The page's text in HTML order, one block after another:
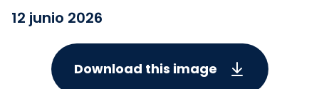
12 junio 2026
Download this image